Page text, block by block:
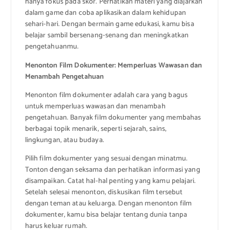
dalam game dan coba aplikasikan dalam kehidupan
sehari-hari. Dengan bermain game edukasi, kamu bisa
belajar sambil bersenang-senang dan meningkatkan
pengetahuanmu.
Menonton Film Dokumenter: Memperluas Wawasan dan
Menambah Pengetahuan
Menonton film dokumenter adalah cara yang bagus
untuk memperluas wawasan dan menambah
pengetahuan. Banyak film dokumenter yang membahas
berbagai topik menarik, seperti sejarah, sains,
lingkungan, atau budaya.
Pilih film dokumenter yang sesuai dengan minatmu.
Tonton dengan seksama dan perhatikan informasi yang
disampaikan. Catat hal-hal penting yang kamu pelajari.
Setelah selesai menonton, diskusikan film tersebut
dengan teman atau keluarga. Dengan menonton film
dokumenter, kamu bisa belajar tentang dunia tanpa
harus keluar rumah.